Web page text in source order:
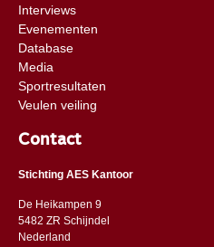
Interviews
Evenementen
Database
Media
Sportresultaten
Veulen veiling
Contact
Stichting AES Kantoor
De Heikampen 9
5482 ZR Schijndel
​​Nederland